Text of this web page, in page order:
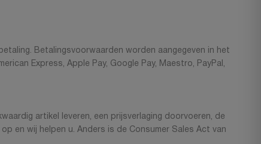
Betalingsvoorwaarden worden aangegeven in het
Express, Apple Pay, Google Pay, Maestro, PayPal,
artikel leveren, een prijsverlaging doorvoeren, de
en wij helpen u. Anders is de Consumer Sales Act van